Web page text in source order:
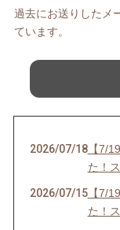
過去にお送りしたメ
ています。
2026/07/18【7/
た！
2026/07/15【7/
た！